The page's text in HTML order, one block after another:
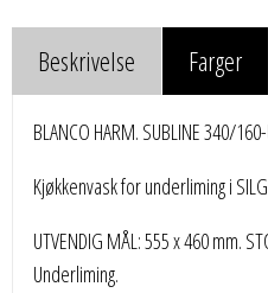
Beskrivelse Farger
BLANCO HARM. SUBLINE 340/
Kjøkkenvask for underliming i
UTVENDIG MÅL: 555 x 460 mm.
Underliming.